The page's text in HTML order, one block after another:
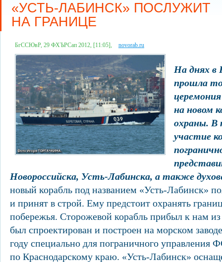
«УСТЬ-ЛАБИНСК» ПОСЛУЖИТ
НА ГРАНИЦЕ
БгССЮвР, 29 ФХЪРСап 2012, [11:05], novorab.ru
На днях в
прошла
на новом
охраны. В
участие
Новороссийска, Усть-Лабинска, а также
новый корабль под названием «Усть-Лабинск»
и принят в строй. Ему предстоит охранять
побережья. Сторожевой корабль прибыл к нам из
был спроектирован и построен на морском
году специально для пограничного управления
по Краснодарскому краю. «Усть-Лабинск»